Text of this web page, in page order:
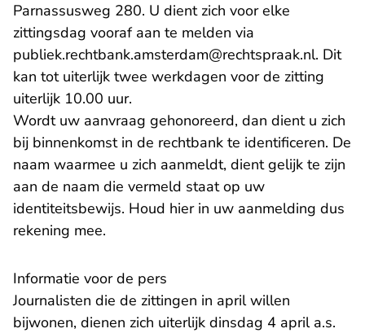
Parnassusweg 280. U dient zich voor elke
zittingsdag vooraf aan te melden via
publiek.rechtbank.amsterdam@rechtspraak.nl- U
. Dit
kan tot uiterlijk twee werkdagen voor de zitting
uiterlijk 10.00 uur.
Wordt uw aanvraag gehonoreerd, dan dient u zich
bij binnenkomst in de rechtbank te identificeren. De
naam waarmee u zich aanmeldt, dient gelijk te zijn
aan de naam die vermeld staat op uw
identiteitsbewijs. Houd hier in uw aanmelding dus
rekening mee.
Informatie voor de pers
Journalisten die de zittingen in april willen
bijwonen, dienen zich uiterlijk dinsdag 4 april a.s.